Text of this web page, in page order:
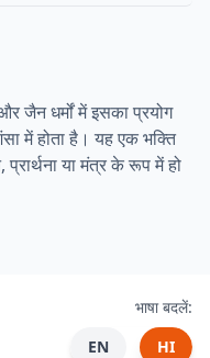
जैन धर्मों में इसका प्रयोग
में होता है। यह एक भक्ति
या मंत्र के रूप में हो
भाषा बदलें:
EN
HI